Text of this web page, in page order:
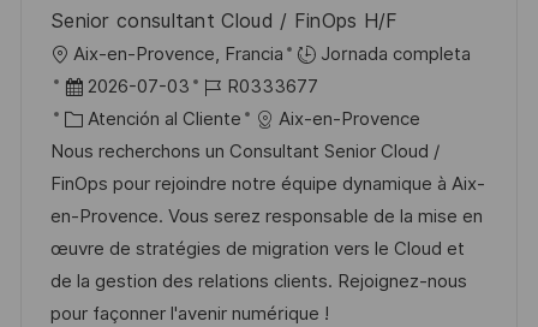
b
l
i
c
a
c
i
ó
n
o
a
Senior consultant Cloud / FinOps H/F
U
b
c
a
c
i
ó
n
Aix-en-Provence, Francia
Jornada completa
F
e
c
h
a
d
e
p
2026-07-03
I
D
d
e
e
m
p
l
R0333677
C
a
t
e
g
o
r
Atención al Cliente
Aix-en-Provence
Nous recherchons un Consultant Senior Cloud /
FinOps pour rejoindre notre équipe dynamique à Aix-
en-Provence. Vous serez responsable de la mise en
œuvre de stratégies de migration vers le Cloud et
de la gestion des relations clients. Rejoignez-nous
pour façonner l'avenir numérique !